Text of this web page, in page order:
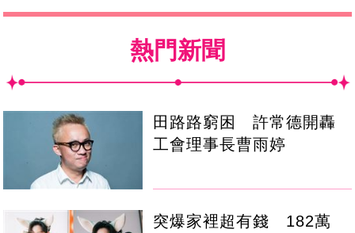
熱門新聞
田路路窮困 許常德開轟
工會理事長曹雨婷
突爆家裡超有錢 182萬